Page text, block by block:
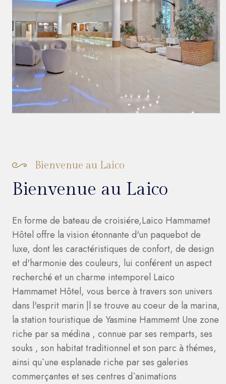
Bienvenue au Laico
Bienvenue au Laico
En forme de bateau de croisiére,Laico Hammamet
Hôtel offre la vision étonnante d'un paquebot de
luxe, dont les caractéristiques de confort, de design
et d'harmonie des couleurs, lui conférent un aspect
recherché et un charme intemporel Laico
Hammamet Hôtel, vous berce à travers son univers
dans l'esprit marin |l se trouve au coeur de la marina,
la station touristique de Yasmine Hammemt Une zone
riche par sa médina , connue par ses remparts, ses
souks , son habitat traditionnel et son parc à thémes,
ainsi qu`une esplanade riche par ses galeries
commerçantes et ses centres d`animations